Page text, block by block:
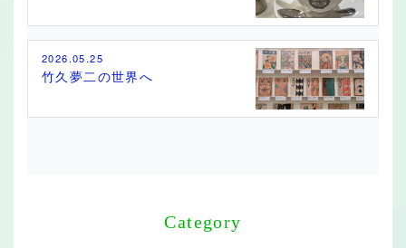
2026.05.25
竹久夢二の世界へ
Category